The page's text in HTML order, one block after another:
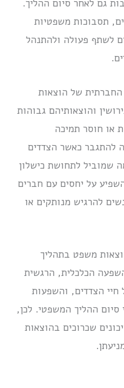
גם לאחר סיום ההליך.
תסבוכות משפטיות
לשתף פעולה ולהתנהל
של הוצאות
והוצאותיהם גבוהות
או חוסר תמיכה
להתגבר כאשר הצדדים
שמוביל לתחושת כישלון
על יחסים עם חברים
להרגיש מנותקים או
משפט בתהליך
הכלכלית, הרגשית
חיי הצדדים, והשפעות
ההליך המשפטי. לכן,
שכרוכים בהוצאות